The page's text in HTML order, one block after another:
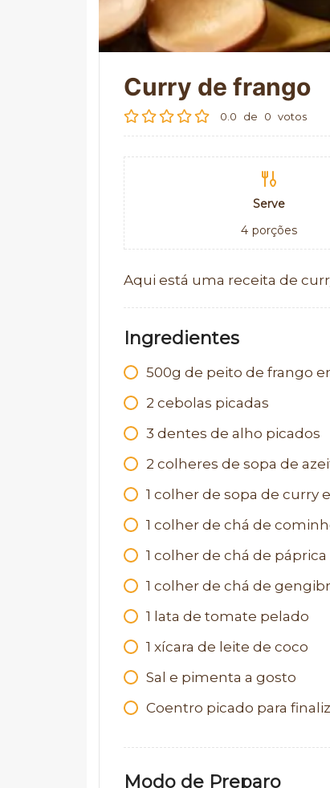
Curry de frango
0.0 de 0 votos
Serve
4 porções
Aqui está uma receita de
Ingredientes
500g de peito de frango
2 cebolas picadas
3 dentes de alho picados
2 colheres de sopa de
1 colher de sopa de curry
1 colher de chá de
1 colher de chá de
1 colher de chá de
1 lata de tomate pelado
1 xícara de leite de coco
Sal e pimenta a gosto
Coentro picado para
Modo de Preparo